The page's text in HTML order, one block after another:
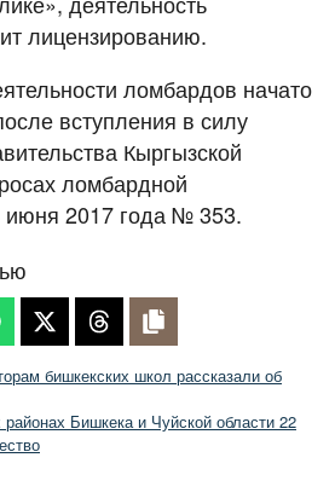
лицензированию.
ломбардов начато
вступления в силу
Кыргызской
ломбардной
июня 2017 года № 353.
бишкекских школ рассказали об
районах Бишкека и Чуйской области 22